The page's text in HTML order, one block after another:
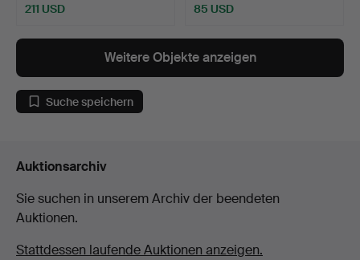
211 USD 85 USD
Weitere Objekte anzeigen
Suche speichern
Auktionsarchiv
Sie suchen in unserem Archiv der beendeten
Auktionen.
Stattdessen laufende Auktionen anzeigen.